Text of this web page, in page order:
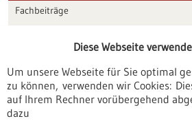
Fachbeiträge
Veranstaltungen
Erscheinungsdatum
Diese Webseite
Um unsere Webseite für Sie optimal
zu können, verwenden wir Cookies:
auf Ihrem Rechner vorübergehend
dazu